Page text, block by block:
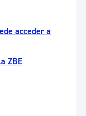
acceder a
ZBE